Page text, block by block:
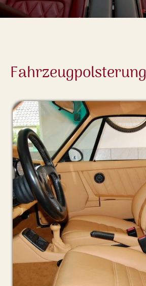
Fahrzeugpolsterung